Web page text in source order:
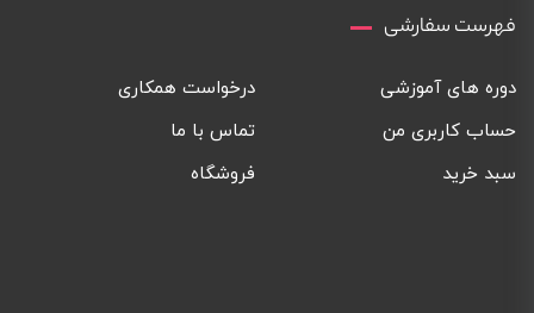
فهرست سفارشی
دوره های آموزشی
درخواست همکاری
حساب کاربری من
تماس با ما
سبد خرید
فروشگاه